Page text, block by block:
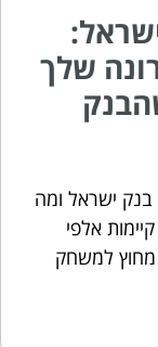
ישראל:
שלך
ננתח את פצצת ה־40% של בנק ישראל ומה
אלפי
מחוץ למשחק